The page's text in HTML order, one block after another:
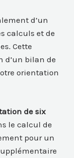
d’un
calculs et de
Cette
d’un bilan de
orientation
de six
le calcul de
pour un